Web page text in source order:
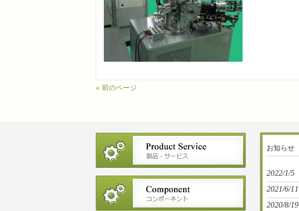
« 前のページ
お知らせ
2022/1/5
2021/6/11
2020/8/19